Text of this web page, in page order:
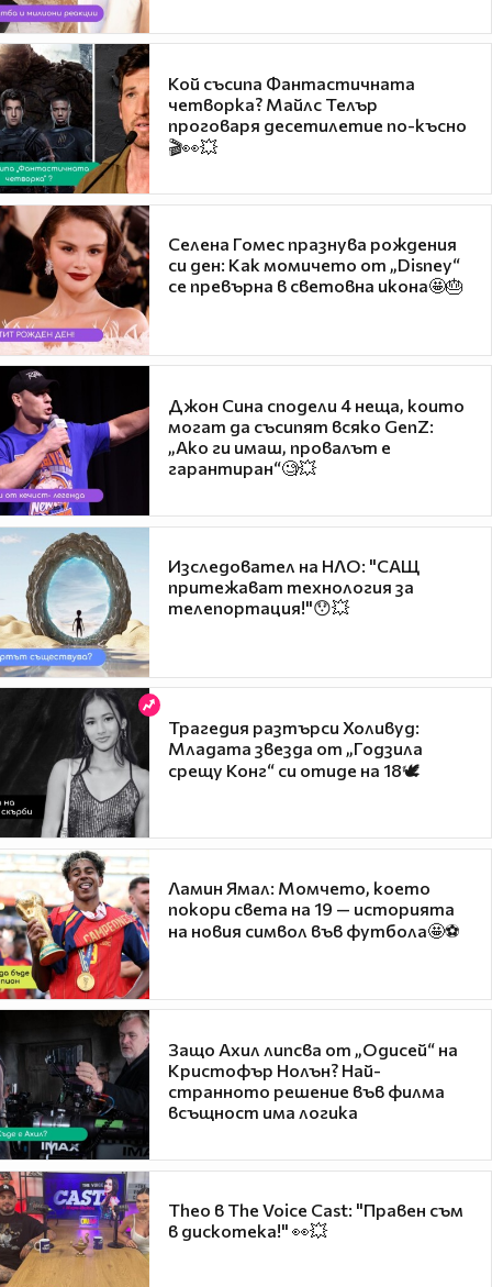
Кой съсипа Фантастичната
четворка? Майлс Телър
проговаря десетилетие по-късно
🎬👀💥
Селена Гомес празнува рождения
си ден: Как момичето от „Disney“
се превърна в световна икона🤩🎂
Джон Сина сподели 4 неща, които
могат да съсипят всяко GenZ:
„Ако ги имаш, провалът е
гарантиран“🧐💥
Изследовател на НЛО: "САЩ
притежават технология за
телепортация!"😯💥
Трагедия разтърси Холивуд:
Младата звезда от „Годзила
срещу Конг“ си отиде на 18🕊️
Ламин Ямал: Момчето, което
покори света на 19 — историята
на новия символ във футбола🤩⚽
Защо Ахил липсва от „Одисей“ на
Кристофър Нолън? Най-
странното решение във филма
всъщност има логика
Theo в The Voice Cast: "Правен съм
в дискотека!" 👀💥